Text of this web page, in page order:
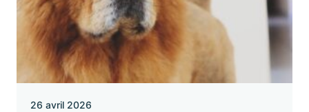
26 avril 2026